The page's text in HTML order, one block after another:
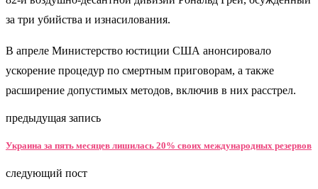
за три убийства и изнасилования.
В апреле Министерство юстиции США анонсировало
ускорение процедур по смертным приговорам, а также
расширение допустимых методов, включив в них расстрел.
предыдущая запись
Украина за пять месяцев лишилась 20% своих международных резервов
следующий пост